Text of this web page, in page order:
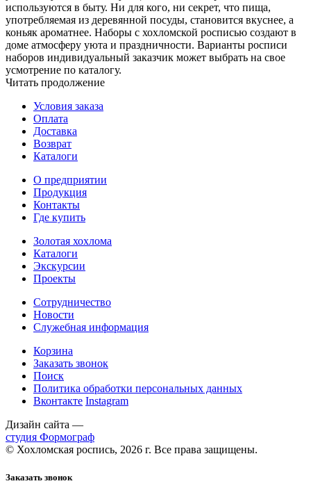
используются в быту. Ни для кого, ни секрет, что пища,
употребляемая из деревянной посуды, становится вкуснее, а
коньяк ароматнее. Наборы с хохломской росписью создают в
доме атмосферу уюта и праздничности. Варианты росписи
наборов индивидуальный заказчик может выбрать на свое
усмотрение по каталогу.
Читать продолжение
Условия заказа
Оплата
Доставка
Возврат
Каталоги
О предприятии
Продукция
Контакты
Где купить
Золотая хохлома
Каталоги
Экскурсии
Проекты
Сотрудничество
Новости
Служебная информация
Корзина
Заказать звонок
Поиск
Политика обработки персональных данных
Вконтакте Instagram
Дизайн сайта —
студия Формограф
© Хохломская роспись, 2026 г. Все права защищены.
Заказать звонок